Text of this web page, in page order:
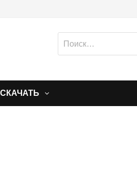
СКАЧАТЬ